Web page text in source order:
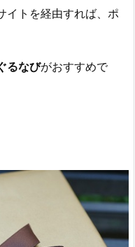
イトを経由すれば、ポ
るなびがおすすめで